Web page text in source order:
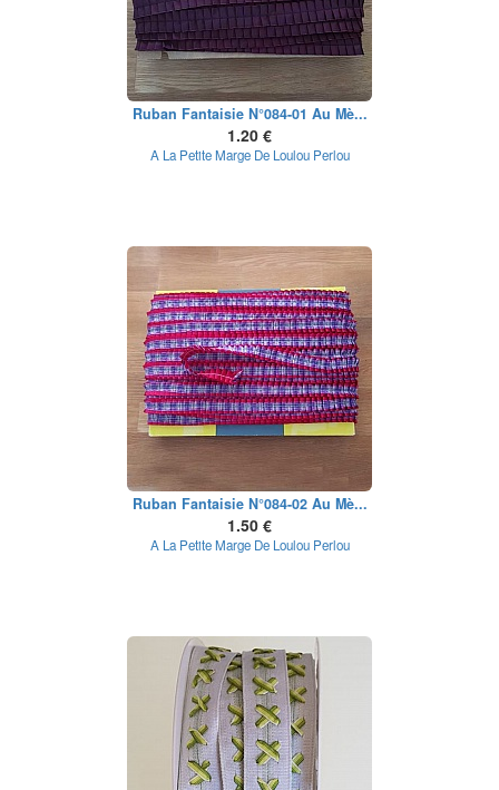
Ruban Fantaisie N°084-01 Au Mè...
1.20 €
A La Petite Marge De Loulou Perlou
Ruban Fantaisie N°084-02 Au Mè...
1.50 €
A La Petite Marge De Loulou Perlou